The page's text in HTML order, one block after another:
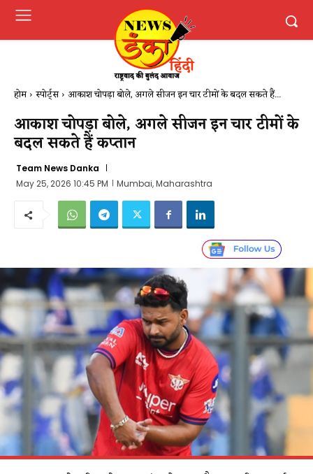
होम स्पोर्ट्स आकाश चोपड़ा बोले, अगले सीजन इन चार टीमों के बदल सकते हैं...
आकाश चोपड़ा बोले, अगले सीजन इन चार टीमों के
बदल सकते हैं कप्तान
Team News Danka
May 25, 2026 10:45 PM
Mumbai, Maharashtra